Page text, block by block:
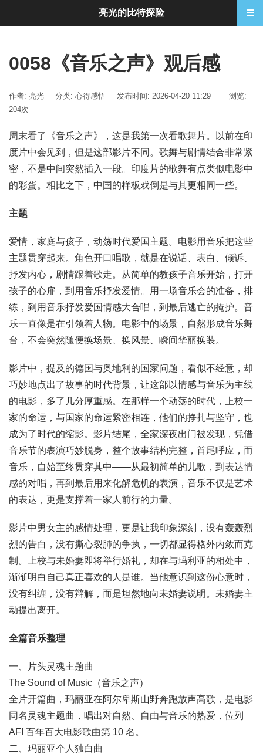
0058《音乐之声》观后感
作者: 亮光 分类: 心得感悟 发布时间: 2026-04-20 11:29
浏览:
204次
周末看了《音乐之声》，这是我第一次看歌舞片。以前在印
度片中会见到，但是这部影片不同。歌舞与剧情结合非常紧
密，不是中间突然插入一段。印度片的歌舞有点类似电影中
的彩蛋。相比之下，中国的样板戏倒是与其更相同一些。
主题
爱情，家庭与孩子，动荡时代爱国主题。电影用音乐把这些
主题贯穿起来。角色开口唱歌，就是在说话、表白、倾诉、
抒发内心，剧情跟着歌走。从简单的教孩子音乐开始，打开
孩子的心扉，到用音乐抒发爱情。用一场音乐会的准备，排
练，到用音乐抒发爱国情感大合唱，到最后逃亡的掩护。音
乐一直像是在引领着人物。电影中的场景，自然形成音乐舞
台，不会突然随便换场景、换风景、瞬间华丽换装。
影片中，提及的德国与奥地利的国家问题，看似不经意，却
巧妙地点出了故事的时代背景，让这部以情感与音乐为主线
的电影，多了几分厚重感。在那样一个动荡的时代，上校一
家的命运，与国家的命运紧密相连，他们的挣扎与坚守，也
成为了时代的缩影。影片结尾，全家深夜出门被发现，凭借
音乐节的表演巧妙脱身，整个故事结构完整，首尾呼应，而
音乐，自始至终贯穿其中——从最初简单的儿歌，到表达情
感的对唱，再到最后用来化解危机的表演，音乐不仅是艺术
的表达，更是支撑着一家人前行的力量。
影片中男女主的感情处理，更是让我印象深刻，没有轰轰烈
烈的告白，没有撕心裂肺的争执，一切都显得格外内敛而克
制。上校与未婚妻即将举行婚礼，却在与玛利亚的相处中，
渐渐明白自己真正喜欢的人是谁。当他意识到这份心意时，
没有纠缠，没有辩解，而是坦然地向未婚妻说明。未婚妻主
动提出离开。
全篇音乐整理
一、片头灵魂主题曲
The Sound of Music（音乐之声）
全片开篇曲，玛丽亚在阿尔卑斯山野奔跑放声高歌，是电影
同名灵魂主题曲，唱出对自然、自由与音乐的热爱，位列
AFI 百年百大电影歌曲第 10 名。
二、玛丽亚个人独白曲
亮光的比特探险